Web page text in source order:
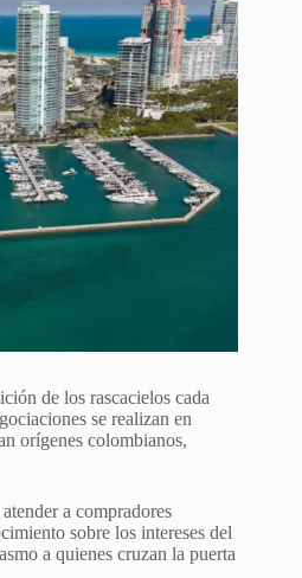
de los rascacielos cada
se realizan en
orígenes colombianos,
a compradores
sobre los intereses del
a quienes cruzan la puerta